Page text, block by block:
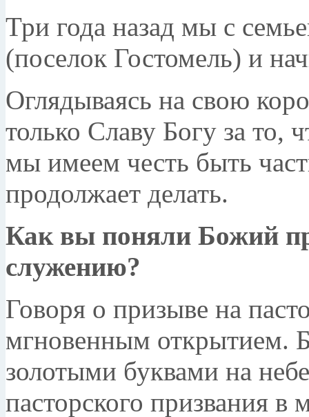
Три года назад мы с
(поселок Гостомель) и
Оглядываясь на свою
только Славу Богу за то,
мы имеем честь быть
продолжает делать.
Как вы поняли Божий
служению?
Говоря о призыве на
мгновенным открытием.
золотыми буквами на
пасторского призвания